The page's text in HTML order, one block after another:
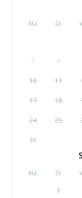
Ma Di
3 4
10 11
17 18
24 25
31
Ma Di
1